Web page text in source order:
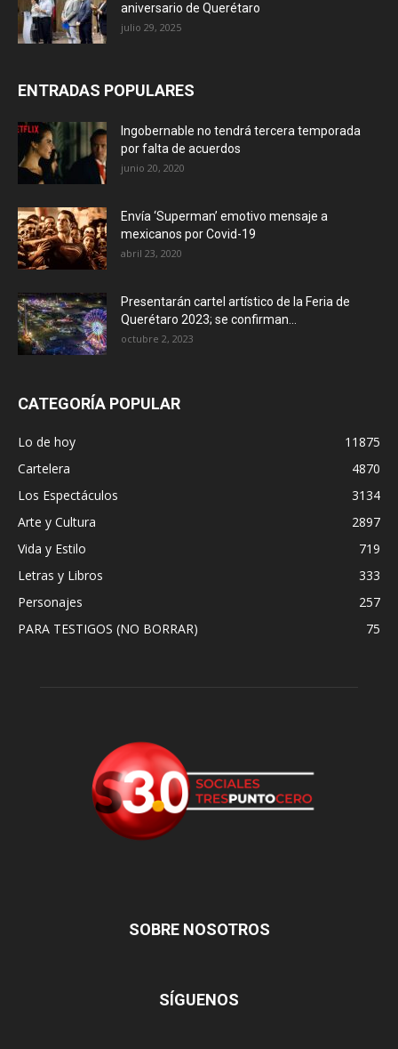
aniversario de Querétaro
julio 29, 2025
ENTRADAS POPULARES
Ingobernable no tendrá tercera temporada
por falta de acuerdos
junio 20, 2020
Envía ‘Superman’ emotivo mensaje a
mexicanos por Covid-19
abril 23, 2020
Presentarán cartel artístico de la Feria de
Querétaro 2023; se confirman...
octubre 2, 2023
CATEGORÍA POPULAR
Lo de hoy
11875
Cartelera
4870
Los Espectáculos
3134
Arte y Cultura
2897
Vida y Estilo
719
Letras y Libros
333
Personajes
257
PARA TESTIGOS (NO BORRAR)
75
SOBRE NOSOTROS
SÍGUENOS